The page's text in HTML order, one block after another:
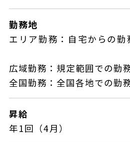
勤務地
エリア勤務：自宅からの
広域勤務：規定範囲での
全国勤務：全国各地での勤
昇給
年1回（4月）